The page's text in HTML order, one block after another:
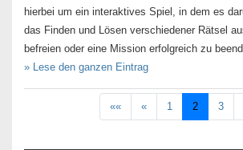
hierbei um ein interaktives Spiel, in dem es
das Finden und Lösen verschiedener Rätsel
befreien oder eine Mission erfolgreich zu
» Lese den ganzen Eintrag
«« « 1 2 3